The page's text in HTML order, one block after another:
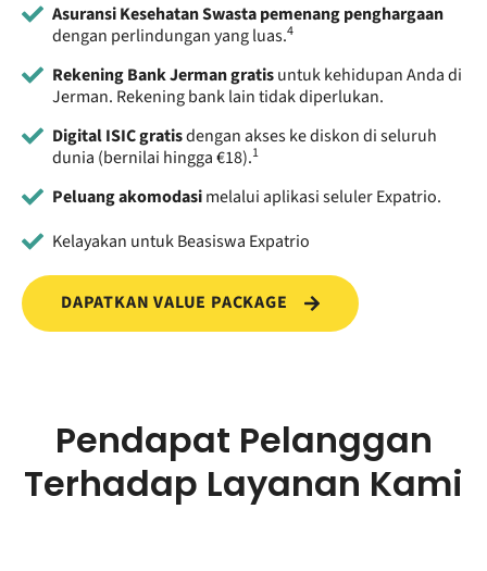
Asuransi Kesehatan Swasta pemenang penghargaan
dengan perlindungan yang luas.4
Rekening Bank Jerman gratisuntuk kehidupan Anda di
Jerman. Rekening bank lain tidak diperlukan.
Digital ISIC gratisdengan akses ke diskon di seluruh
dunia (bernilai hingga €18).1
Peluang akomodasimelalui aplikasi seluler Expatrio.
Kelayakan untuk Beasiswa Expatrio
DAPATKAN VALUE PACKAGE
Pendapat Pelanggan
Terhadap Layanan Kami